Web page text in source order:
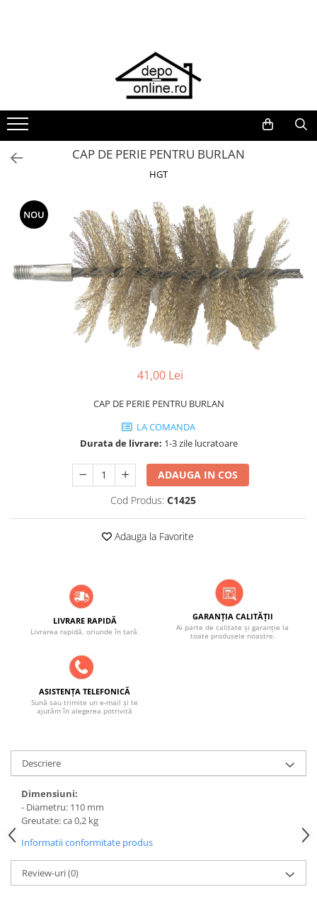
Grătare barbeque din fontă
România
Grătare tehnice din fontă România
Vase de gătit din fontă România
GRĂTARE DE GRĂDINĂ
Accesorii pentru grătare
Cuptoare de pizza
Grătare din fontă
Grătare din inox
Grătare electrice
Grătare pe cărbuni
Uși pentru sobă și șemineu
Vase pentru gătit din aluminiu
Vase pentru gătit din fontă
Vase pentru gătit din inox
Vase pentru gătit din oțel
ACCESORII SOBĂ, ȘEMINEU ȘI
CĂRĂMIDĂ
ACCESORII PENTRU GATIT
COPERTINE ȘI PRELATE
Prelată impermeabilă din
polietilenă cu inele
COȘURI DE FUM
Coșuri de fum din inox
Coșuri de fum din otel
DIVERSE
INSTALAȚII
Baterii și accesorii
PRODUSE PENTRU GRĂDINARIT
CAP DE PERIE PENTRU BURLAN
HGT
NOU
41,00 Lei
CAP DE PERIE PENTRU BURLAN
LA COMANDA
Durata de livrare: 1-3 zile lucratoare
ADAUGA IN COS
Cod Produs: C1425
Adauga la Favorite
LIVRARE RAPIDĂ
Livrarea rapidă, oriunde în țară.
GARANȚIA CALITĂȚII
Ai parte de calitate și garanție la
toate produsele noastre.
ASISTENȚA TELEFONICĂ
Sună sau trimite un e-mail și te
ajutăm în alegerea potrivită
Descriere
Dimensiuni:
- Diametru: 110 mm
Greutate: ca 0,2 kg
Informatii conformitate produs
Review-uri(0)